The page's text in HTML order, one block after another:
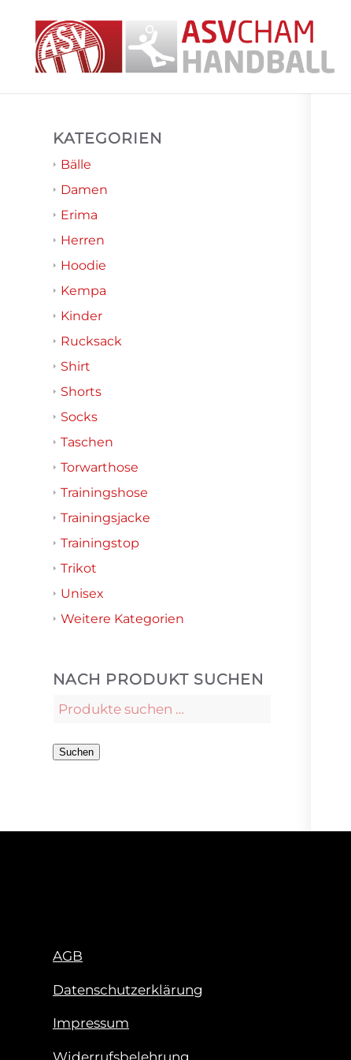
KATEGORIEN
Bälle
Damen
Erima
Herren
Hoodie
Kempa
Kinder
Rucksack
Shirt
Shorts
Socks
Taschen
Torwarthose
Trainingshose
Trainingsjacke
Trainingstop
Trikot
Unisex
Weitere Kategorien
NACH PRODUKT SUCHEN
Suchen
AGB
Datenschutzerklärung
Impressum
Widerrufsbelehrung